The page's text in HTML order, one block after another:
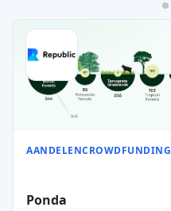
AANDELENCROWDFUNDING
Ponda